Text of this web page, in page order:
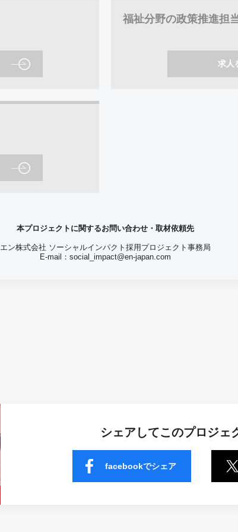
福祉分野の政策推進担
求人
本プロジェクトに関するお問い合わせ・取材依頼先
エン株式会社 ソーシャルインパクト採用プロジェクト事務局
E-mail： social_impact@en-japan.com
シェアしてこのプロジェ
facebookでシェア